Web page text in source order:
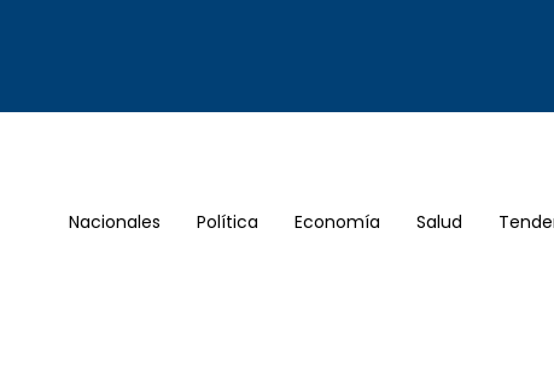
Nacionales Política Economía Salud